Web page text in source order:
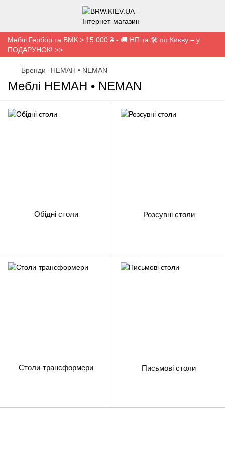
Меблі Гербор та ВМК > 15 000 ₴ - 🚚 НП та 🛠️ по Києву – у
ПОДАРУНОК! >>
Бренди НЕМАН • NEMAN
Меблі НЕМАН • NEMAN
Обідні столи Розсувні столи
Столи-трансформери Письмові столи